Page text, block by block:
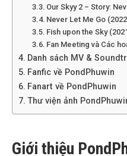
Our Skyy 2 – Story:
Never Let Me Go
Fish upon the Sky
Fan Meeting và Các
Danh sách MV &
Fanfic về PondPhuwin
Fanart về PondPhuwin
Thư viện ảnh
Giới thiệu